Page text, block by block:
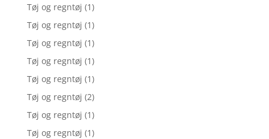
Tøj og regntøj (1)
Tøj og regntøj (1)
Tøj og regntøj (1)
Tøj og regntøj (1)
Tøj og regntøj (1)
Tøj og regntøj (2)
Tøj og regntøj (1)
Tøj og regntøj (1)